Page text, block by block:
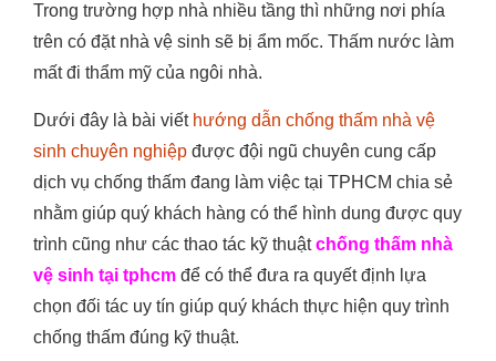
Trong trường hợp nhà nhiều tầng thì những nơi phía
trên có đặt nhà vệ sinh sẽ bị ẩm mốc. Thấm nước làm
mất đi thẩm mỹ của ngôi nhà.
Dưới đây là bài viết hướng dẫn chống thấm nhà vệ
sinh chuyên nghiệp được đội ngũ chuyên cung cấp
dịch vụ chống thấm đang làm việc tại TPHCM chia sẻ
nhằm giúp quý khách hàng có thể hình dung được quy
trình cũng như các thao tác kỹ thuậtchống thấm nhà
vệ sinh tại tphcm để có thể đưa ra quyết định lựa
chọn đối tác uy tín giúp quý khách thực hiện quy trình
chống thấm đúng kỹ thuật.